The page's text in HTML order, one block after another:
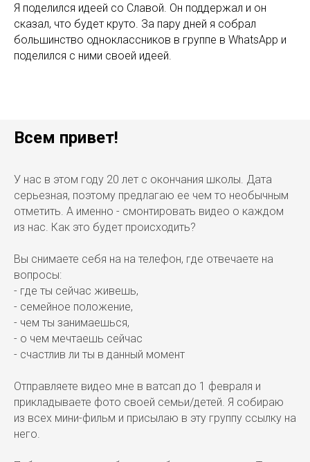
Я поделился идеей со Славой. Он поддержал и он
сказал, что будет круто. За пару дней я собрал
большинство одноклассников в группе в WhatsApp и
поделился с ними своей идеей.
Всем привет!
У нас в этом году 20 лет с окончания школы. Дата
серьезная, поэтому предлагаю ее чем то необычным
отметить. А именно - смонтировать видео о каждом
из нас. Как это будет происходить?
Вы снимаете себя на на телефон, где отвечаете на
вопросы:
- где ты сейчас живешь,
- семейное положение,
- чем ты занимаешься,
- о чем мечтаешь сейчас
- счастлив ли ты в данный момент
Отправляете видео мне в ватсап до 1 февраля и
прикладываете фото своей семьи/детей. Я собираю
из всех мини-фильм и присылаю в эту группу ссылку на
него.